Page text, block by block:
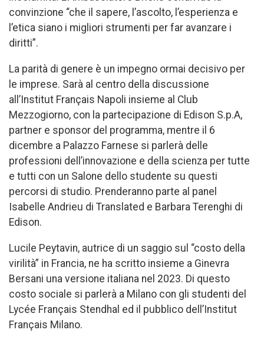
convinzione “che il sapere, l’ascolto, l’esperienza e
l’etica siano i migliori strumenti per far avanzare i
diritti”.
La parità di genere è un impegno ormai decisivo per
le imprese. Sarà al centro della discussione
all’Institut Français Napoli insieme al Club
Mezzogiorno, con la partecipazione di Edison S.p.A,
partner e sponsor del programma, mentre il 6
dicembre a Palazzo Farnese si parlerà delle
professioni dell’innovazione e della scienza per tutte
e tutti con un Salone dello studente su questi
percorsi di studio. Prenderanno parte al panel
Isabelle Andrieu di Translated e Barbara Terenghi di
Edison.
Lucile Peytavin, autrice di un saggio sul “costo della
virilità” in Francia, ne ha scritto insieme a Ginevra
Bersani una versione italiana nel 2023. Di questo
costo sociale si parlerà a Milano con gli studenti del
Lycée Français Stendhal ed il pubblico dell’Institut
Français Milano.